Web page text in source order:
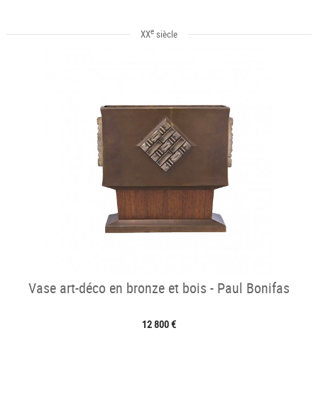
XXesiècle
Vase art-déco en bronze et bois - Paul Bonifas
12 800 €